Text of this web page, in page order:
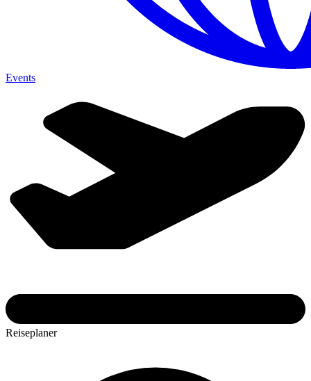
Events
Reiseplaner